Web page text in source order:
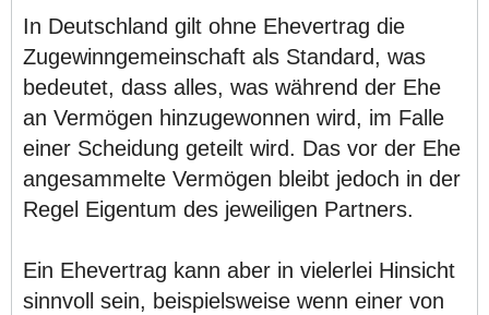
In Deutschland gilt ohne Ehevertrag die
Zugewinngemeinschaft als Standard, was
bedeutet, dass alles, was während der Ehe
an Vermögen hinzugewonnen wird, im Falle
einer Scheidung geteilt wird. Das vor der Ehe
angesammelte Vermögen bleibt jedoch in der
Regel Eigentum des jeweiligen Partners.
Ein Ehevertrag kann aber in vielerlei Hinsicht
sinnvoll sein, beispielsweise wenn einer von